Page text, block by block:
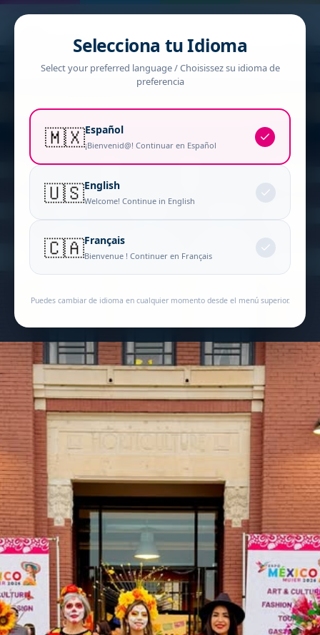
Selecciona tu Idioma
Select your preferred language / Choisissez su idioma de
preferencia
🇲🇽Español
¡Bienvenid@! Continuar en Español
🇺🇸English
Welcome! Continue in English
🇨🇦Français
Bienvenue ! Continuer en Français
Puedes cambiar de idioma en cualquier momento desde el menú superior.